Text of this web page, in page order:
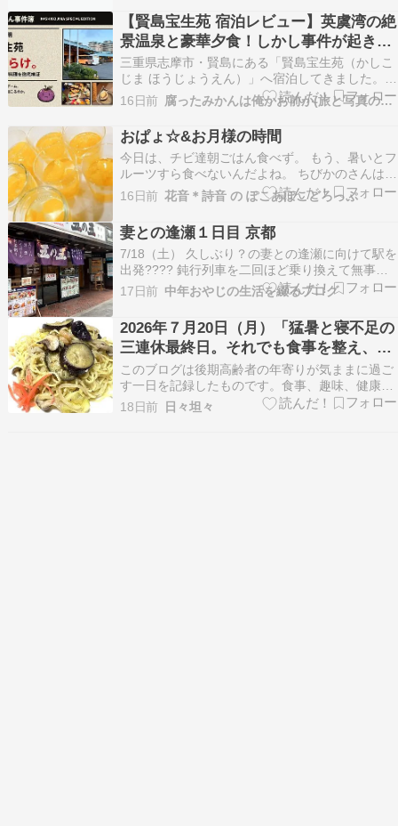
つけて、半分個ずつ食べた！ クリチ美味しいよね
ー！ かのたん、会社行くまでが、暑くなると毎日
吐き…
【賢島宝生苑 宿泊レビュー】英虞湾の絶
景温泉と豪華夕食！しかし事件が起きす
ぎた
三重県志摩市・賢島にある「賢島宝生苑（かしこ
じま ほうじょうえん）」へ宿泊してきました。
英虞湾を望む天然温泉。 海の幸が並ぶ豪華な夕
食。 そして全室オーシャンビュー。 ここまで聞
くと、静かな海を眺めながら、何もせずに過ごす
大人の温泉旅行です。 私たちも、そのつもりでし
た。 何…
16日前 腐ったみかんは俺かお前か(旅と写真の記録)
おぱょ☆&お月様の時間
今日は、チビ達朝ごはん食べず。 もう、暑いとフ
ルーツすら食べないんだよね。 ちびかのさんはパ
ンまで食べてたけど、頭痛とだるさで、体調悪そ
うだし、空手は休むって。 かのたんは、眠
い。。。 お弁当作って、ちびかのさん大好きなの
り弁にしてあげたよ。 スーパーのお弁当も、のり
弁リクエスト…
16日前 花音＊詩音 の ぽこあぽこどろっぷ
妻との逢瀬１日目 京都
7/18（土） 久しぶり？の妻との逢瀬に向けて駅を
出発???? 鈍行列車を二回ほど乗り換えて無事に
京都駅に到着???? 京都駅は相変わらず人が多い
ですわ 13時過ぎに東海道新幹線で妻が到着して
先ずはランチで逢瀬のスタート???? 京都タワー
ビルのレストラン街へ 京都らしく出汁ご飯…
17日前 中年おやじの生活を綴るブログ
2026年７月20日（月）「猛暑と寝不足の
三連休最終日。それでも食事を整え、体
調を守った一日」
このブログは後期高齢者の年寄りが気ままに過ご
す一日を記録したものです。食事、趣味、健康面
などを書き連ねています。 ????身体測定7月20日
（月）???? 体調：良好???? 睡眠時間：3時間44
18日前 日々坦々